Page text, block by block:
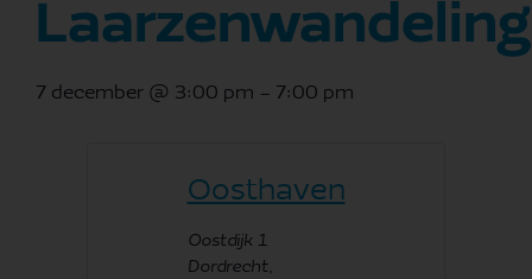
Laarzenwandeling
7 december @ 3:00 pm - 7:00 pm
Oosthaven
Oostdijk 1
Dordrecht,